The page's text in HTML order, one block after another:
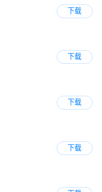
下载
下载
下载
下载